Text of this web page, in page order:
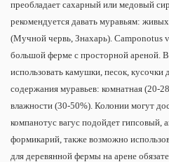
преобладает сахарный или медовый
рекомендуется давать муравьям:
(Мучной червь, Знахарь). Camponotus
большой ферме с просторной ареной.
использовать камушки, песок, кусочки
содержания муравьев: комнатная (20-
влажности (30-50%). Колонии могут
компанотус вагус подойдет гипсовый,
формикарий, также возможно
для деревянной фермы на арене